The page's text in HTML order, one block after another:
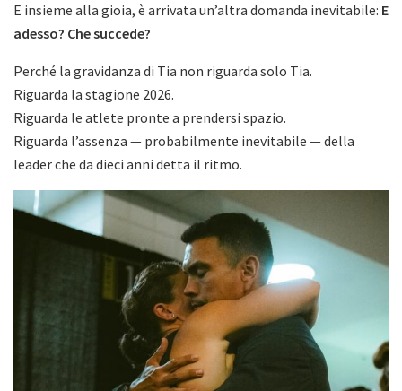
E insieme alla gioia, è arrivata un’altra domanda inevitabile: E
adesso? Che succede?
Perché la gravidanza di Tia non riguarda solo Tia.
Riguarda la stagione 2026.
Riguarda le atlete pronte a prendersi spazio.
Riguarda l’assenza — probabilmente inevitabile — della
leader che da dieci anni detta il ritmo.